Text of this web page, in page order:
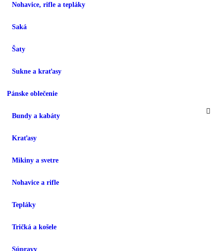
Nohavice, rifle a tepláky
Saká
Šaty
Sukne a kraťasy
Pánske oblečenie
Bundy a kabáty
Kraťasy
Mikiny a svetre
Nohavice a rifle
Tepláky
Tričká a košele
Súpravy